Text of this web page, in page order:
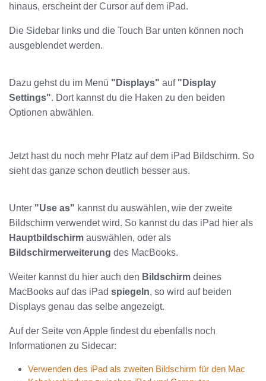
hinaus, erscheint der Cursor auf dem iPad.
Die Sidebar links und die Touch Bar unten können noch
ausgeblendet werden.
Dazu gehst du im Menü "Displays" auf "Display
Settings". Dort kannst du die Haken zu den beiden
Optionen abwählen.
Jetzt hast du noch mehr Platz auf dem iPad Bildschirm. So
sieht das ganze schon deutlich besser aus.
Unter "Use as" kannst du auswählen, wie der zweite
Bildschirm verwendet wird. So kannst du das iPad hier als
Hauptbildschirm auswählen, oder als
Bildschirmerweiterung des MacBooks.
Weiter kannst du hier auch den Bildschirm deines
MacBooks auf das iPad spiegeln, so wird auf beiden
Displays genau das selbe angezeigt.
Auf der Seite von Apple findest du ebenfalls noch
Informationen zu Sidecar:
Verwenden des iPad als zweiten Bildschirm für den Mac